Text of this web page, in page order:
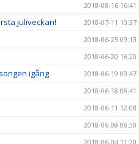
2018-08-16 16:41
juliveckan! 2018-07-11 10:37
2018-06-25 09:13
2018-06-20 16:20
igång 2018-06-19 09:47
2018-06-18 08:41
2018-06-11 12:08
2018-06-08 08:30
2018-06-04 11:20